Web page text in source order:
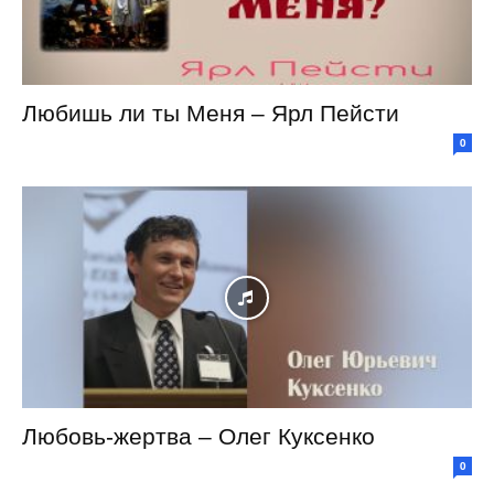
Любишь ли ты Меня – Ярл Пейсти
0
Любовь-жертва – Олег Куксенко
0